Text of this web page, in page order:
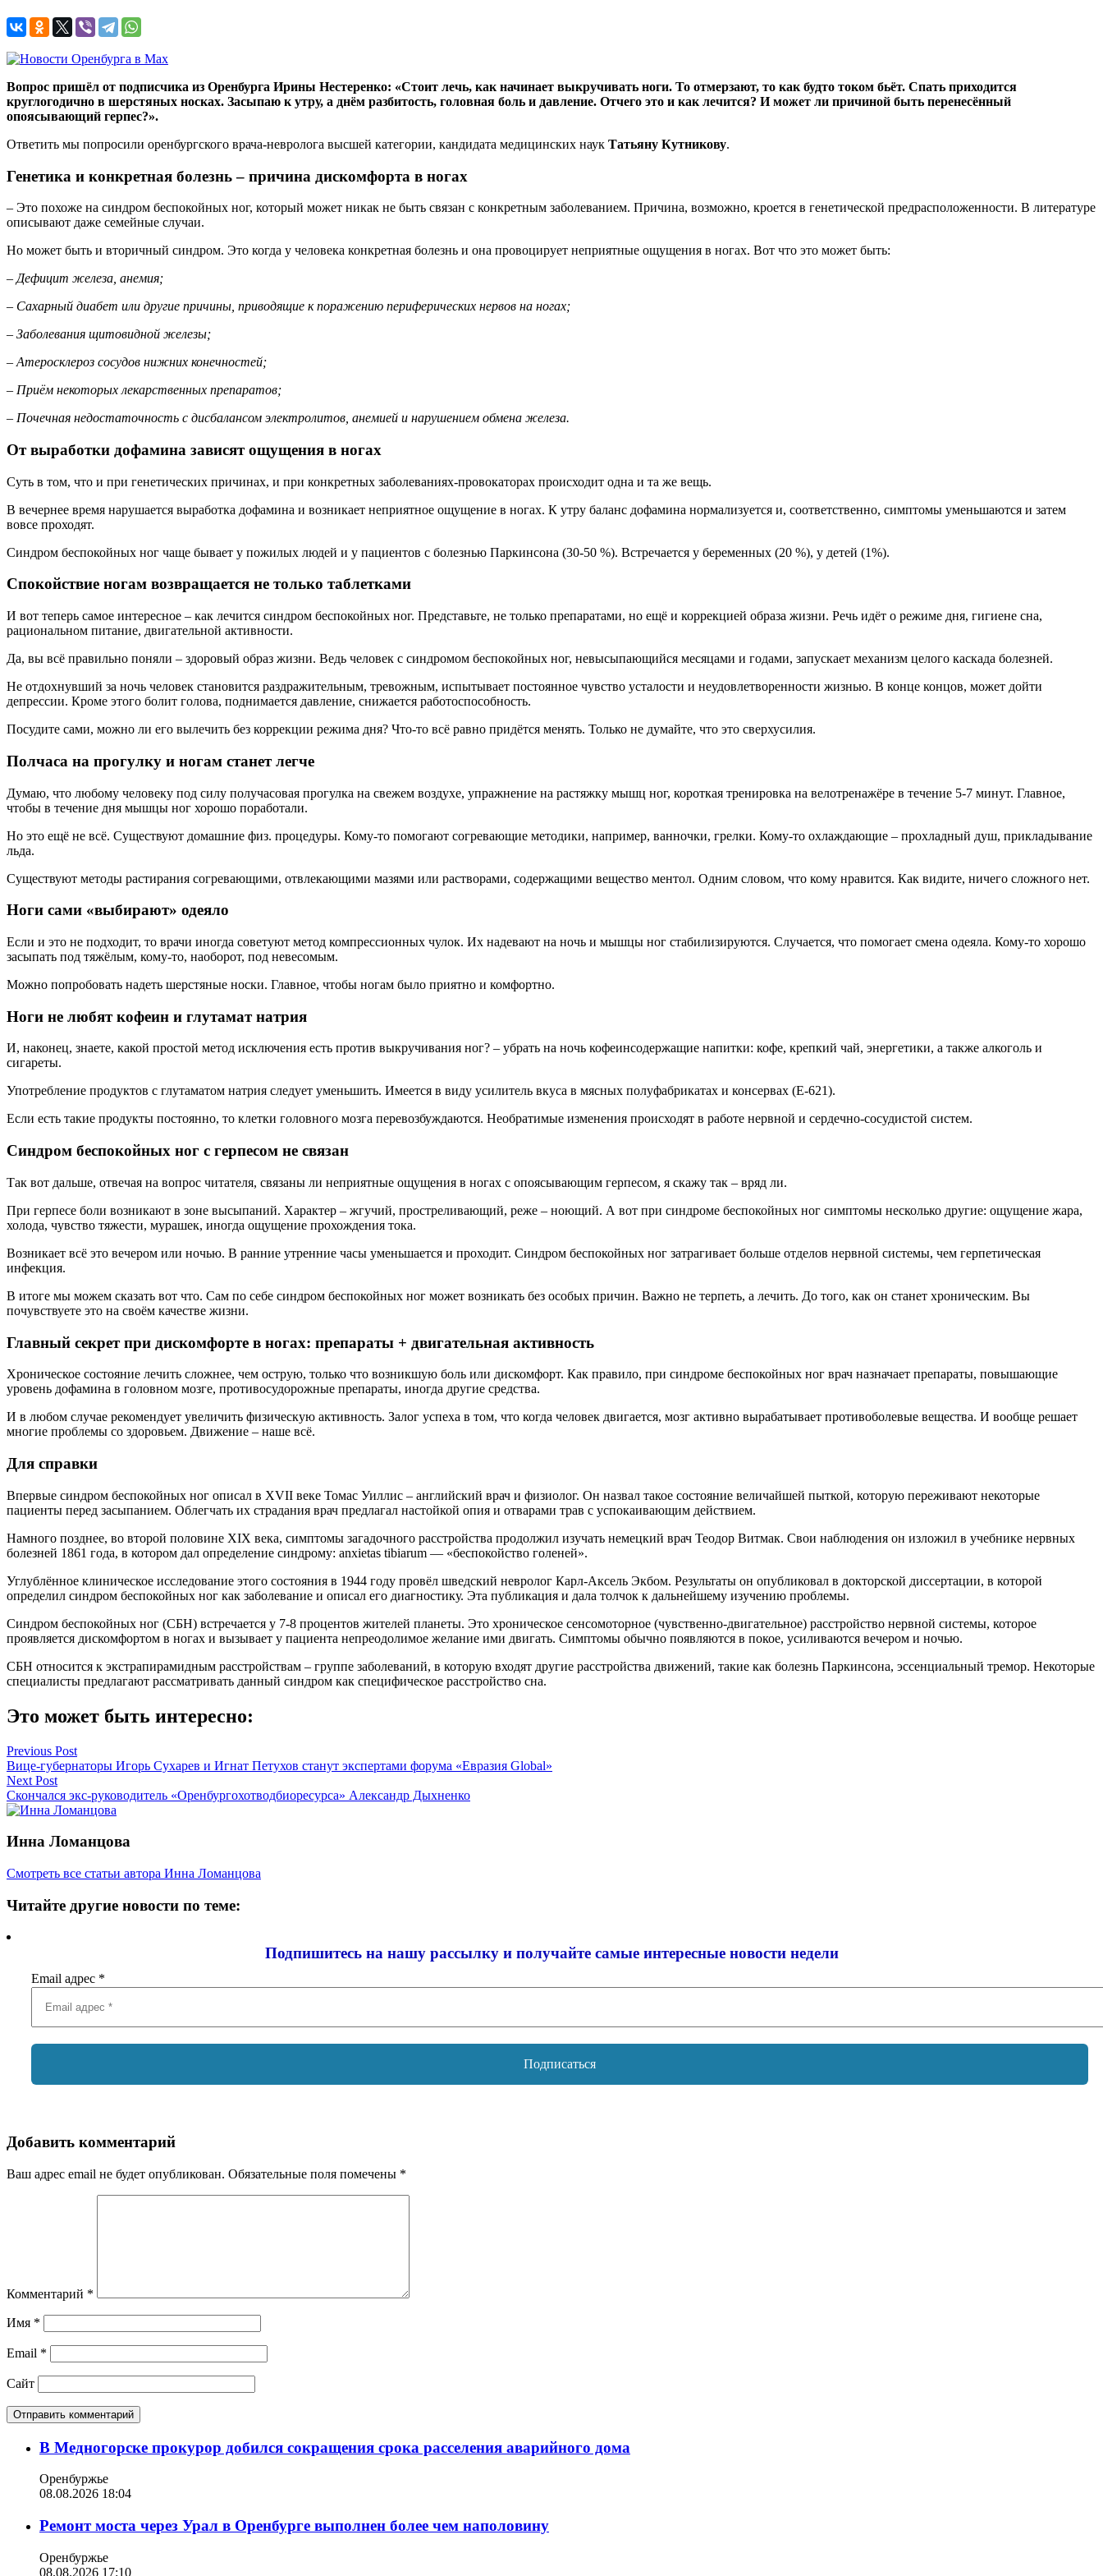
Вопрос пришёл от подписчика из Оренбурга Ирины Нестеренко: «Стоит лечь, как начинает выкручивать ноги. То отмерзают, то как будто током бьёт. Спать приходится
круглогодично в шерстяных носках. Засыпаю к утру, а днём разбитость, головная боль и давление. Отчего это и как лечится? И может ли причиной быть перенесённый
опоясывающий герпес?».
Ответить мы попросили оренбургского врача-невролога высшей категории, кандидата медицинских наук Татьяну Кутникову.
Генетика и конкретная болезнь – причина дискомфорта в ногах
– Это похоже на синдром беспокойных ног, который может никак не быть связан с конкретным заболеванием. Причина, возможно, кроется в генетической предрасположенности. В литературе
описывают даже семейные случаи.
Но может быть и вторичный синдром. Это когда у человека конкретная болезнь и она провоцирует неприятные ощущения в ногах. Вот что это может быть:
– Дефицит железа, анемия;
– Сахарный диабет или другие причины, приводящие к поражению периферических нервов на ногах;
– Заболевания щитовидной железы;
– Атеросклероз сосудов нижних конечностей;
– Приём некоторых лекарственных препаратов;
– Почечная недостаточность с дисбалансом электролитов, анемией и нарушением обмена железа.
От выработки дофамина зависят ощущения в ногах
Суть в том, что и при генетических причинах, и при конкретных заболеваниях-провокаторах происходит одна и та же вещь.
В вечернее время нарушается выработка дофамина и возникает неприятное ощущение в ногах. К утру баланс дофамина нормализуется и, соответственно, симптомы уменьшаются и затем
вовсе проходят.
Синдром беспокойных ног чаще бывает у пожилых людей и у пациентов с болезнью Паркинсона (30-50 %). Встречается у беременных (20 %), у детей (1%).
Спокойствие ногам возвращается не только таблетками
И вот теперь самое интересное – как лечится синдром беспокойных ног. Представьте, не только препаратами, но ещё и коррекцией образа жизни. Речь идёт о режиме дня, гигиене сна,
рациональном питание, двигательной активности.
Да, вы всё правильно поняли – здоровый образ жизни. Ведь человек с синдромом беспокойных ног, невысыпающийся месяцами и годами, запускает механизм целого каскада болезней.
Не отдохнувший за ночь человек становится раздражительным, тревожным, испытывает постоянное чувство усталости и неудовлетворенности жизнью. В конце концов, может дойти
депрессии. Кроме этого болит голова, поднимается давление, снижается работоспособность.
Посудите сами, можно ли его вылечить без коррекции режима дня? Что-то всё равно придётся менять. Только не думайте, что это сверхусилия.
Полчаса на прогулку и ногам станет легче
Думаю, что любому человеку под силу получасовая прогулка на свежем воздухе, упражнение на растяжку мышц ног, короткая тренировка на велотренажёре в течение 5-7 минут. Главное,
чтобы в течение дня мышцы ног хорошо поработали.
Но это ещё не всё. Существуют домашние физ. процедуры. Кому-то помогают согревающие методики, например, ванночки, грелки. Кому-то охлаждающие – прохладный душ, прикладывание
льда.
Существуют методы растирания согревающими, отвлекающими мазями или растворами, содержащими вещество ментол. Одним словом, что кому нравится. Как видите, ничего сложного нет.
Ноги сами «выбирают» одеяло
Если и это не подходит, то врачи иногда советуют метод компрессионных чулок. Их надевают на ночь и мышцы ног стабилизируются. Случается, что помогает смена одеяла. Кому-то хорошо
засыпать под тяжёлым, кому-то, наоборот, под невесомым.
Можно попробовать надеть шерстяные носки. Главное, чтобы ногам было приятно и комфортно.
Ноги не любят кофеин и глутамат натрия
И, наконец, знаете, какой простой метод исключения есть против выкручивания ног? – убрать на ночь кофеинсодержащие напитки: кофе, крепкий чай, энергетики, а также алкоголь и
сигареты.
Употребление продуктов с глутаматом натрия следует уменьшить. Имеется в виду усилитель вкуса в мясных полуфабрикатах и консервах (Е-621).
Если есть такие продукты постоянно, то клетки головного мозга перевозбуждаются. Необратимые изменения происходят в работе нервной и сердечно-сосудистой систем.
Синдром беспокойных ног с герпесом не связан
Так вот дальше, отвечая на вопрос читателя, связаны ли неприятные ощущения в ногах с опоясывающим герпесом, я скажу так – вряд ли.
При герпесе боли возникают в зоне высыпаний. Характер – жгучий, простреливающий, реже – ноющий. А вот при синдроме беспокойных ног симптомы несколько другие: ощущение жара,
холода, чувство тяжести, мурашек, иногда ощущение прохождения тока.
Возникает всё это вечером или ночью. В ранние утренние часы уменьшается и проходит. Синдром беспокойных ног затрагивает больше отделов нервной системы, чем герпетическая
инфекция.
В итоге мы можем сказать вот что. Сам по себе синдром беспокойных ног может возникать без особых причин. Важно не терпеть, а лечить. До того, как он станет хроническим. Вы
почувствуете это на своём качестве жизни.
Главный секрет при дискомфорте в ногах: препараты + двигательная активность
Хроническое состояние лечить сложнее, чем острую, только что возникшую боль или дискомфорт. Как правило, при синдроме беспокойных ног врач назначает препараты, повышающие
уровень дофамина в головном мозге, противосудорожные препараты, иногда другие средства.
И в любом случае рекомендует увеличить физическую активность. Залог успеха в том, что когда человек двигается, мозг активно вырабатывает противоболевые вещества. И вообще решает
многие проблемы со здоровьем. Движение – наше всё.
Для справки
Впервые синдром беспокойных ног описал в XVII веке Томас Уиллис – английский врач и физиолог. Он назвал такое состояние величайшей пыткой, которую переживают некоторые
пациенты перед засыпанием. Облегчать их страдания врач предлагал настойкой опия и отварами трав с успокаивающим действием.
Намного позднее, во второй половине XIX века, симптомы загадочного расстройства продолжил изучать немецкий врач Теодор Витмак. Свои наблюдения он изложил в учебнике нервных
болезней 1861 года, в котором дал определение синдрому: anxietas tibiarum — «беспокойство голеней».
Углублённое клиническое исследование этого состояния в 1944 году провёл шведский невролог Карл-Аксель Экбом. Результаты он опубликовал в докторской диссертации, в которой
определил синдром беспокойных ног как заболевание и описал его диагностику. Эта публикация и дала толчок к дальнейшему изучению проблемы.
Синдром беспокойных ног (СБН) встречается у 7-8 процентов жителей планеты. Это хроническое сенсомоторное (чувственно-двигательное) расстройство нервной системы, которое
проявляется дискомфортом в ногах и вызывает у пациента непреодолимое желание ими двигать. Симптомы обычно появляются в покое, усиливаются вечером и ночью.
СБН относится к экстрапирамидным расстройствам – группе заболеваний, в которую входят другие расстройства движений, такие как болезнь Паркинсона, эссенциальный тремор. Некоторые
специалисты предлагают рассматривать данный синдром как специфическое расстройство сна.
Это может быть интересно:
Навигация
по
записям
Previous Post
Вице-губернаторы Игорь Сухарев и Игнат Петухов станут экспертами форума «Евразия Global»
Next Post
Скончался экс-руководитель «Оренбургохотводбиоресурса» Александр Дыхненко
Инна Ломанцова
Смотреть все статьи автора Инна Ломанцова
Читайте другие новости по теме:
Подпишитесь на нашу рассылку и получайте самые интересные новости недели
Email адрес *
Добавить комментарий
Ваш адрес email не будет опубликован. Обязательные поля помечены *
Комментарий *
Имя *
Email *
Сайт
В Медногорске прокурор добился сокращения срока расселения аварийного дома
Оренбуржье
08.08.2026 18:04
Ремонт моста через Урал в Оренбурге выполнен более чем наполовину
Оренбуржье
08.08.2026 17:10